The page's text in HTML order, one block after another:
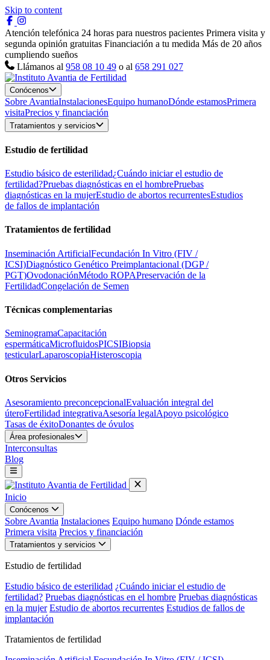
Skip to content
Atención telefónica 24 horas para nuestros pacientes Primera visita y
segunda opinión gratuitas Financiación a tu medida Más de 20 años
cumpliendo sueños
Llámanos al 958 08 10 49 o al 658 291 027
Conócenos
Sobre AvantiaInstalacionesEquipo humanoDónde estamosPrimera
visitaPrecios y financiación
Tratamientos y servicios
Estudio de fertilidad
Estudio básico de esterilidad¿Cuándo iniciar el estudio de
fertilidad?Pruebas diagnósticas en el hombrePruebas
diagnósticas en la mujerEstudio de abortos recurrentesEstudios
de fallos de implantación
Tratamientos de fertilidad
Inseminación ArtificialFecundación In Vitro (FIV /
ICSI)Diagnóstico Genético Preimplantacional (DGP /
PGT)OvodonaciónMétodo ROPAPreservación de la
FertilidadCongelación de Semen
Técnicas complementarias
SeminogramaCapacitación
espermáticaMicrofluidosPICSIBiopsia
testicularLaparoscopiaHisteroscopia
Otros Servicios
Asesoramiento preconcepcionalEvaluación integral del
úteroFertilidad integrativaAsesoría legalApoyo psicológico
Tasas de éxitoDonantes de óvulos
Área profesionales
Interconsultas
Blog
Inicio
Conócenos
Sobre Avantia Instalaciones Equipo humano Dónde estamos
Primera visita Precios y financiación
Tratamientos y servicios
Estudio de fertilidad
Estudio básico de esterilidad ¿Cuándo iniciar el estudio de
fertilidad? Pruebas diagnósticas en el hombre Pruebas diagnósticas
en la mujer Estudio de abortos recurrentes Estudios de fallos de
implantación
Tratamientos de fertilidad